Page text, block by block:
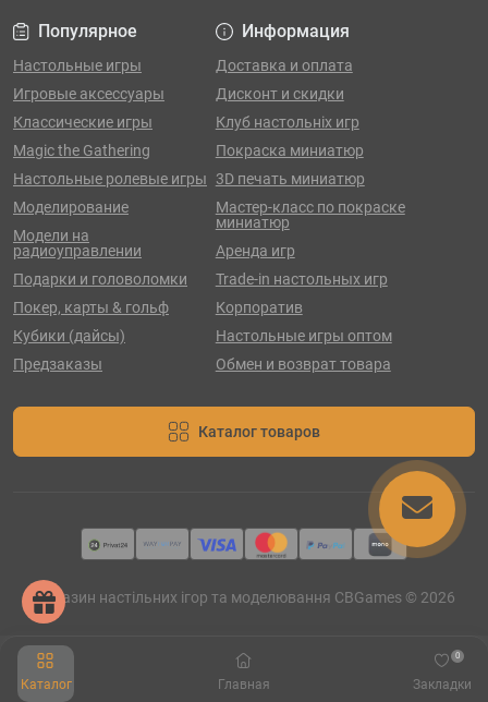
Каталог Главная Закладки
0
Популярное
Настольные игры
Игровые аксессуары
Классические игры
Magic the Gathering
Настольные ролевые игры
Моделирование
Модели на
радиоуправлении
Подарки и головоломки
Покер, карты & гольф
Кубики (дайсы)
Предзаказы
Информация
Доставка и оплата
Дисконт и скидки
Клуб настольніх игр
Покраска миниатюр
3D печать миниатюр
Мастер-класс по покраске
миниатюр
Аренда игр
Trade-in настольных игр
Корпоратив
Настольные игры оптом
Обмен и возврат товара
Каталог товаров
Магазин настільних ігор та моделювання CBGames © 2026